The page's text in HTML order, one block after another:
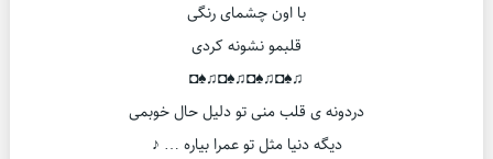
با اون چشمای رنگی
قلبمو نشونه کردی
♫♠◘♫♠◘♫♠◘♫♠◘
دردونه ی قلب منی تو دلیل حال خوبمی
دیگه دنیا مثل تو عمرا بیاره … ♪